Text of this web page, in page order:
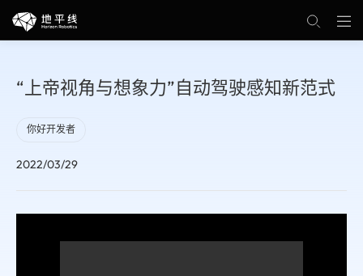
“上帝视角与想象力”自动驾驶感知新范式
2022/03/29
你好开发者